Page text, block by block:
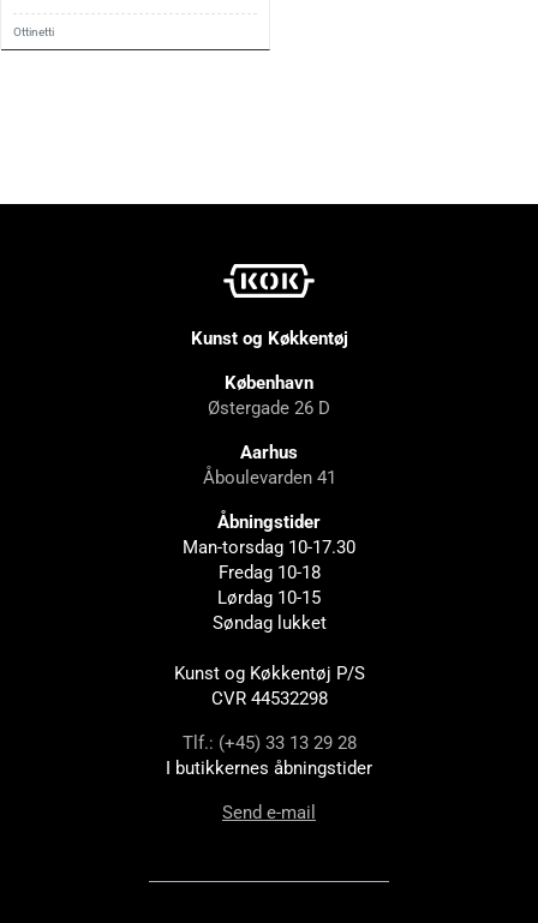
Ottinetti
Kunst og Køkkentøj
København
Østergade 26 D
Aarhus
Åboulevarden 41
Åbningstider
Man-torsdag 10-17.30
Fredag 10-18
Lørdag 10-15
Søndag lukket
Kunst og Køkkentøj P/S
CVR 44532298
Tlf.: (+45) 33 13 29 28
I butikkernes åbningstider
Send e-mail